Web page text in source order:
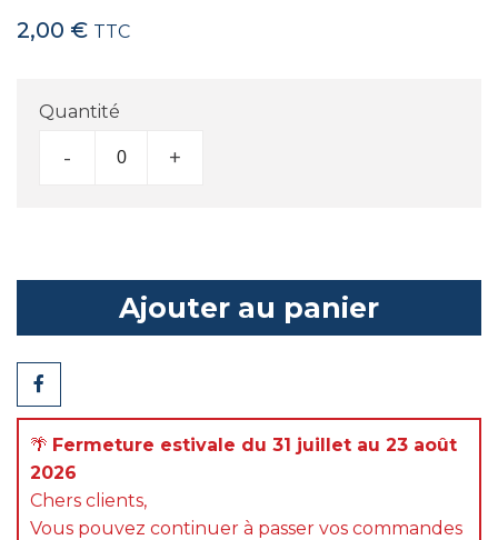
2,00 € TTC
Quantité
- +
Ajouter au panier
Partager
🌴 Fermeture estivale du 31 juillet au 23 août
2026
Chers clients,
Vous pouvez continuer à passer vos commandes